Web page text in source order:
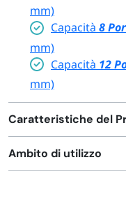
mm)
Capacità 8
mm)
Capacità 12
mm)
Caratteristiche del
Ambito di utilizzo